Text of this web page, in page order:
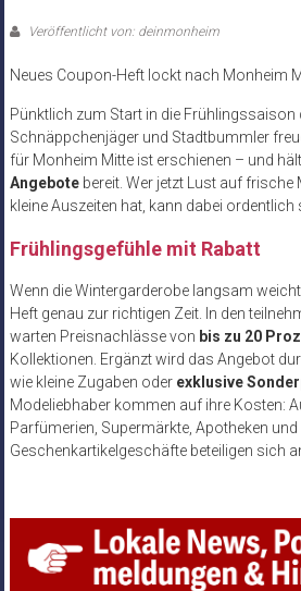
Veröffentlicht von: deinmonheim
Neues Coupon-Heft lockt nach Monheim
Pünktlich zum Start in die Frühlingssaison
Schnäppchenjäger und Stadtbummler
für Monheim Mitte ist erschienen – und
Angebotebereit. Wer jetzt Lust auf frische
kleine Auszeiten hat, kann dabei ordentlich
Frühlingsgefühle mit Rabatt
Wenn die Wintergarderobe langsam
Heft genau zur richtigen Zeit. In den
warten Preisnachlässe von bis zu 20
Kollektionen. Ergänzt wird das Angebot
wie kleine Zugaben oderexklusive
Modeliebhaber kommen auf ihre Kosten:
Parfümerien, Supermärkte, Apotheken und
Geschenkartikelgeschäfte beteiligen sich